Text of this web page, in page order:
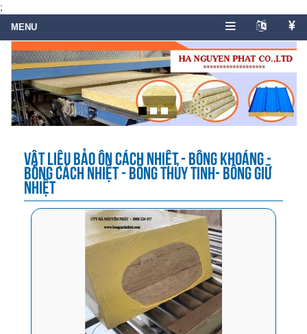
;
VẬT LIỆU BẢO ÔN CÁCH NHIỆT - BÔNG KHOÁNG -
BÔNG CÁCH NHIỆT - BÔNG THỦY TINH- BÔNG GIỮ
NHIỆT